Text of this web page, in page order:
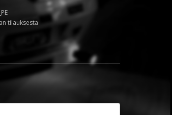
tilauksesta